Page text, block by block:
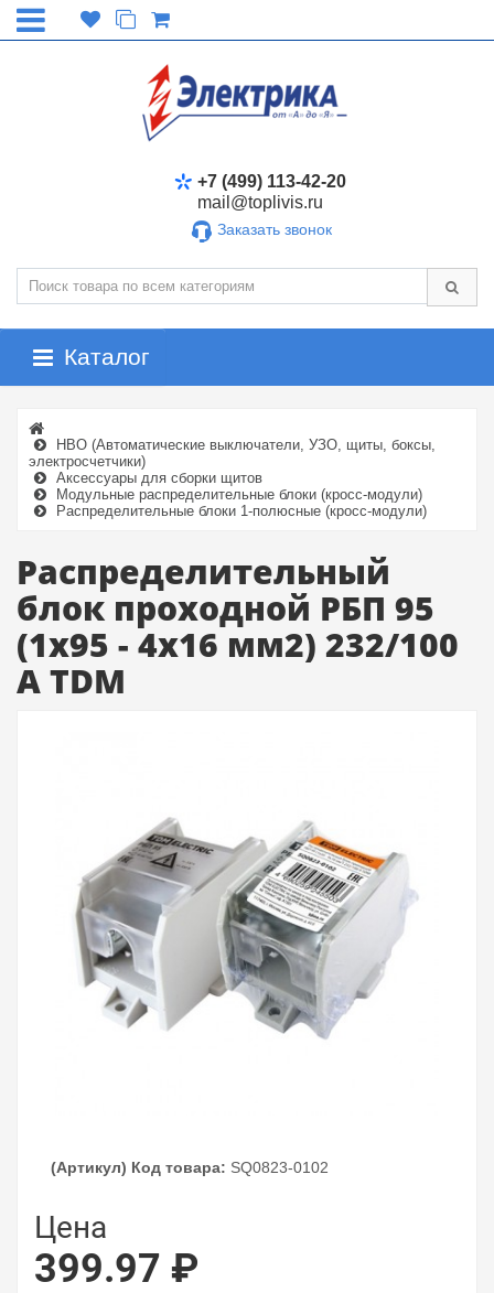
+7 (499) 113-42-20
mail@toplivis.ru
Заказать звонок
Каталог
НВО (Автоматические выключатели, УЗО, щиты, боксы,
электросчетчики)
Аксессуары для сборки щитов
Модульные распределительные блоки (кросс-модули)
Распределительные блоки 1-полюсные (кросс-модули)
Распределительный
блок проходной РБП 95
(1х95 - 4х16 мм2) 232/100
А TDM
(Артикул) Код товара: SQ0823-0102
Цена
399.97 ₽